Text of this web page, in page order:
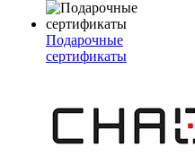
Подарочные
сертификаты